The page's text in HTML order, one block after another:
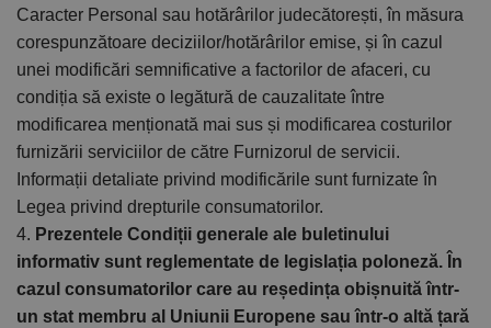
Caracter Personal sau hotărârilor judecătorești, în măsura
corespunzătoare deciziilor/hotărârilor emise, și în cazul
unei modificări semnificative a factorilor de afaceri, cu
condiția să existe o legătură de cauzalitate între
modificarea menționată mai sus și modificarea costurilor
furnizării serviciilor de către Furnizorul de servicii.
Informații detaliate privind modificările sunt furnizate în
Legea privind drepturile consumatorilor.
4. Prezentele Condiții generale ale buletinului
informativ sunt reglementate de legislația poloneză. În
cazul consumatorilor care au reședința obișnuită într-
un stat membru al Uniunii Europene sau într-o altă țară